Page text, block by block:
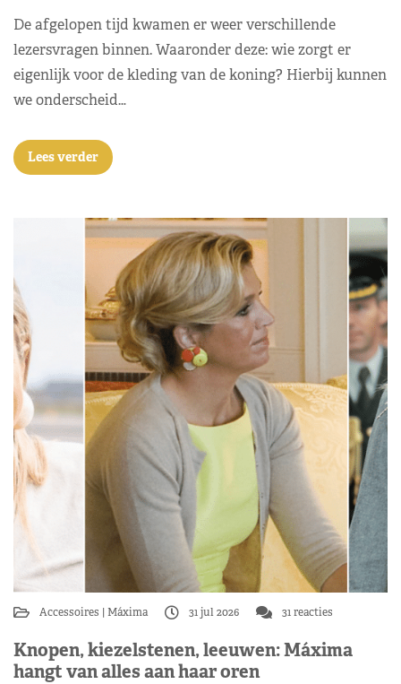
De afgelopen tijd kwamen er weer verschillende
lezersvragen binnen. Waaronder deze: wie zorgt er
eigenlijk voor de kleding van de koning? Hierbij kunnen
we onderscheid…
Lees verder
Accessoires Máxima 31 jul 2026 31 reacties
Knopen, kiezelstenen, leeuwen: Máxima
hangt van alles aan haar oren